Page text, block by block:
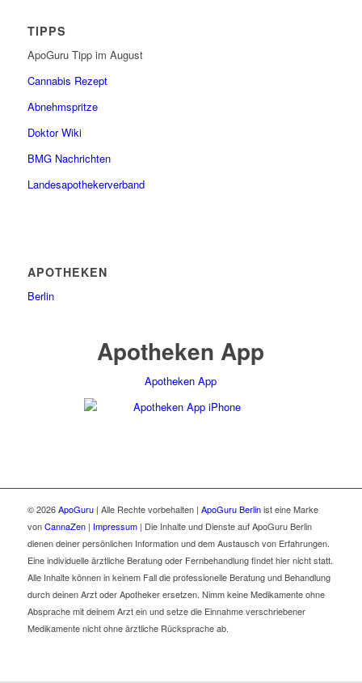
TIPPS
ApoGuru Tipp im August
Cannabis Rezept
Abnehmspritze
Doktor Wiki
BMG Nachrichten
Landesapothekerverband
APOTHEKEN
Berlin
Apotheken App
Apotheken App
© 2026ApoGuru| Alle Rechte vorbehalten | ApoGuru Berlinist eine Marke
vonCannaZen| Impressum| Die Inhalte und Dienste auf ApoGuru Berlin
dienen deiner persönlichen Information und dem Austausch von Erfahrungen.
Eine individuelle ärztliche Beratung oder Fernbehandlung findet hier nicht statt.
Alle Inhalte können in keinem Fall die professionelle Beratung und Behandlung
durch deinen Arzt oder Apotheker ersetzen. Nimm keine Medikamente ohne
Absprache mit deinem Arzt ein und setze die Einnahme verschriebener
Medikamente nicht ohne ärztliche Rücksprache ab.